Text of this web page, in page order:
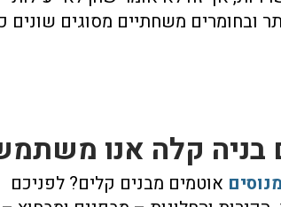
ובחומרים משחתיים מסוגים שונים
בניה קלה אנו
אוטמים מבנים קלים? לפניכם